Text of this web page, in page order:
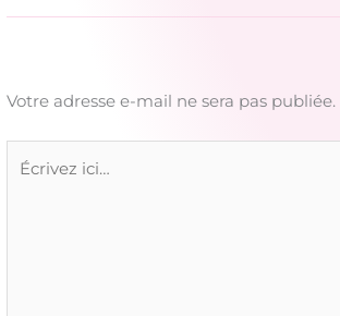
Votre adresse e-mail ne sera pas publiée.